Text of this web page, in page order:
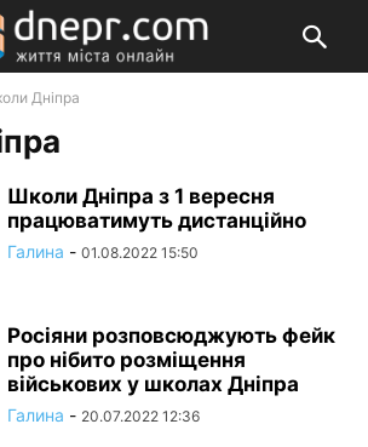
Дніпра
Школи Дніпра з 1 вересня
працюватимуть дистанційно
Галина - 01.08.2022 15:50
Росіяни розповсюджують фейк
про нібито розміщення
військових у школах Дніпра
Галина - 20.07.2022 12:36